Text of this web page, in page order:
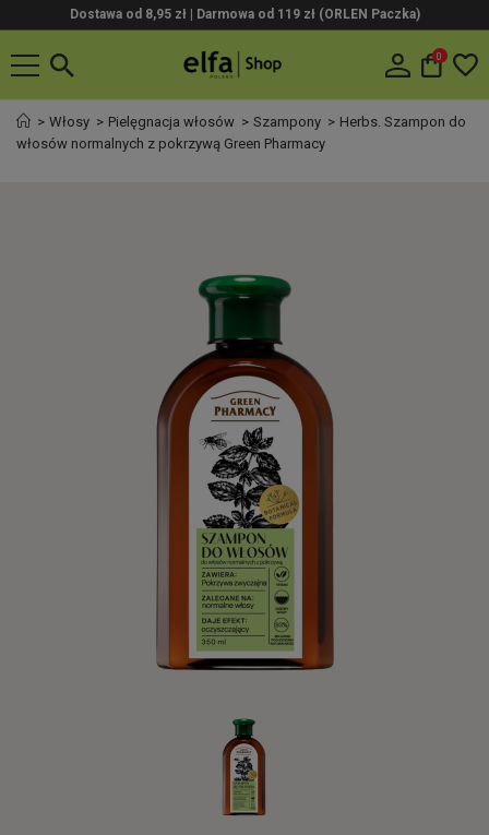
Dostawa od 8,95 zł | Darmowa od 119 zł (ORLEN Paczka)
0
Włosy Pielęgnacja włosów Szampony
Herbs. Szampon do
włosów normalnych z pokrzywą Green Pharmacy